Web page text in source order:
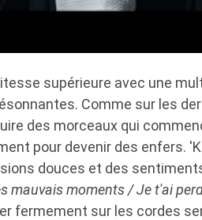
supérieure avec une
Comme sur les
des morceaux qui
pour devenir des enfers.
douces et des
mauvais moments / Je t'ai
fermement sur les cordes